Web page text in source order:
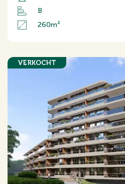
B
260m²
VERKOCHT